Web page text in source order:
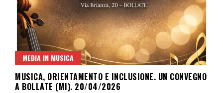
MEDIA IN MUSICA
MUSICA, ORIENTAMENTO E INCLUSIONE. UN CONVEGNO
A BOLLATE (MI). 20/04/2026